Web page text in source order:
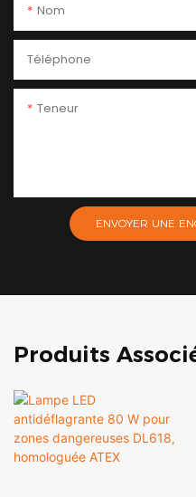
Nom
Téléphone
Teneur
ENVOYER UNE
Produits